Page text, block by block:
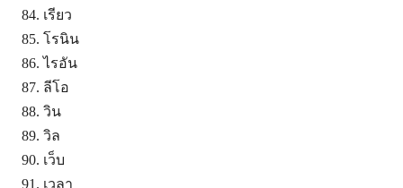
เรียว
โรนิน
ไรอัน
ลีโอ
วิน
วิล
เว็บ
เวลา